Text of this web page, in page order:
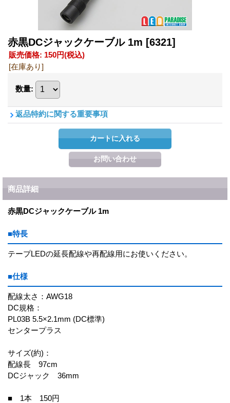
赤黒DCジャックケーブル 1m [6321]
販売価格: 150円(税込)
[在庫あり]
数量:
返品特約に関する重要事項
商品詳細
赤黒DCジャックケーブル 1m
■特長
テープLEDの延長配線や再配線用にお使いください。
■仕様
配線太さ：AWG18
DC規格：
PL03B 5.5×2.1mm (DC標準)
センタープラス
サイズ(約)：
配線長 97cm
DCジャック 36mm
■ 1本 150円